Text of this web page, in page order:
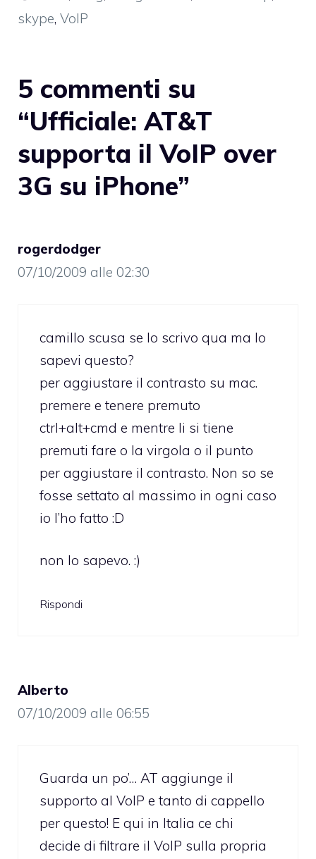
skype, VoIP
5 commenti su
“Ufficiale: AT&T
supporta il VoIP over
3G su iPhone”
rogerdodger
07/10/2009 alle 02:30
camillo scusa se lo scrivo qua ma lo
sapevi questo?
per aggiustare il contrasto su mac.
premere e tenere premuto
ctrl+alt+cmd e mentre li si tiene
premuti fare o la virgola o il punto
per aggiustare il contrasto. Non so se
fosse settato al massimo in ogni caso
io l’ho fatto :D
non lo sapevo. :)
Rispondi
Alberto
07/10/2009 alle 06:55
Guarda un po’… AT aggiunge il
supporto al VoIP e tanto di cappello
per questo! E qui in Italia ce chi
decide di filtrare il VoIP sulla propria